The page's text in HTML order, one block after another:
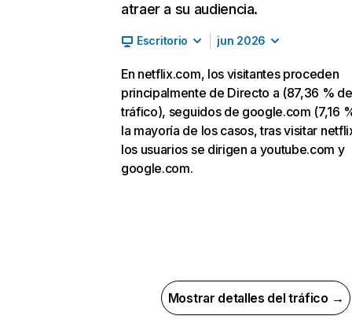
atraer a su audiencia.
Escritorio jun 2026
En netflix.com, los visitantes proceden
principalmente de Directo a (87,36 % de
tráfico), seguidos de google.com (7,16
la mayoría de los casos, tras visitar
los usuarios se dirigen a youtube.com y
google.com.
Mostrar detalles del tráfico →